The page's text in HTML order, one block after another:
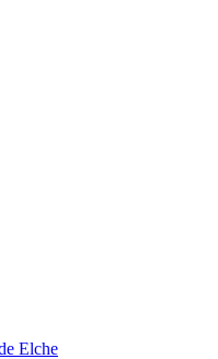
Elche